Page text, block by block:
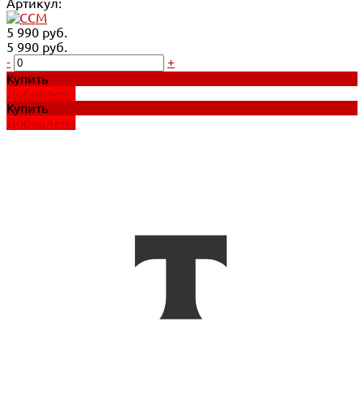
Артикул:
5 990 руб.
5 990 руб.
-
+
Купить
Добавлено
Купить
Добавлено